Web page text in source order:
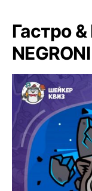
Гастро
NEGRONI